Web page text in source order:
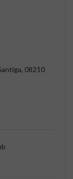
08210